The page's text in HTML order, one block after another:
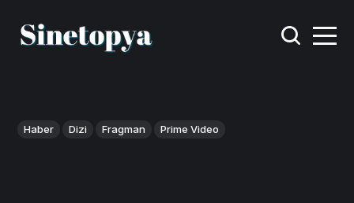
Haber Dizi Fragman Prime Video